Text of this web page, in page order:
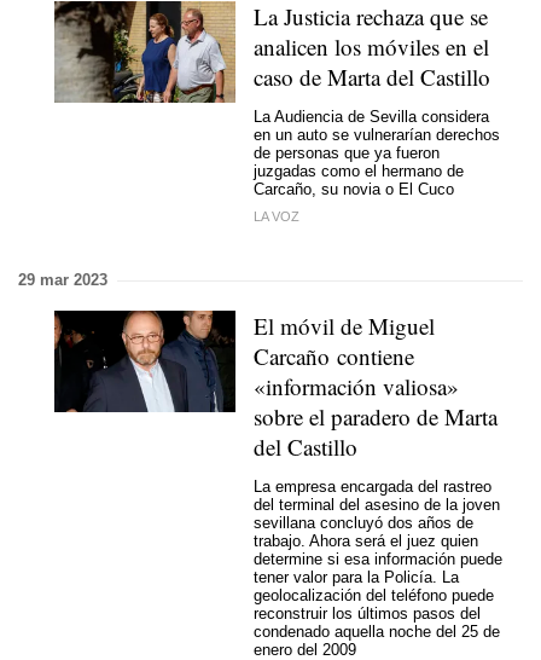
La Justicia rechaza que se
analicen los móviles en el
caso de Marta del Castillo
La Audiencia de Sevilla considera
en un auto se vulnerarían derechos
de personas que ya fueron
juzgadas como el hermano de
Carcaño, su novia o El Cuco
LA VOZ
29 mar 2023
El móvil de Miguel
Carcaño contiene
«información valiosa»
sobre el paradero de Marta
del Castillo
La empresa encargada del rastreo
del terminal del asesino de la joven
sevillana concluyó dos años de
trabajo. Ahora será el juez quien
determine si esa información puede
tener valor para la Policía. La
geolocalización del teléfono puede
reconstruir los últimos pasos del
condenado aquella noche del 25 de
enero del 2009